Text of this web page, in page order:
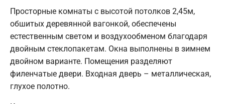
Просторные комнаты с высотой потолков 2,45м,
обшитых деревянной вагонкой, обеспечены
естественным светом и воздухообменом благодаря
двойным стеклопакетам. Окна выполнены в зимнем
двойном варианте. Помещения разделяют
филенчатые двери. Входная дверь – металлическая,
глухое полотно.